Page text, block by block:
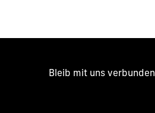
Bleib mit uns verbunden